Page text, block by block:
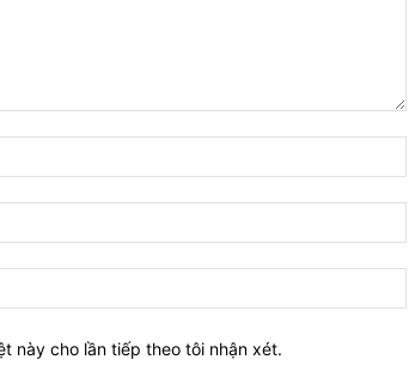
này cho lần tiếp theo tôi nhận xét.